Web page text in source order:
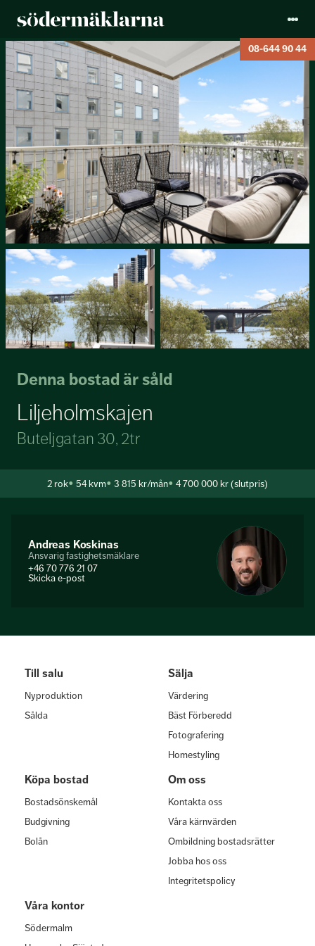
08-644 90 44
Denna bostad är såld
Buteljgatan 30, 2tr
Liljeholmskajen
2rok 54 kvm 3 815 kr/mån 4 700 000 kr (slutpris)
Andreas Koskinas
Ansvarig fastighetsmäklare
+46 70 776 21 07
Skicka e-post
Till salu
Nyproduktion
Sålda
Sälja
Värdering
Bäst Förberedd
Fotografering
Homestyling
Köpa bostad
Bostadsönskemål
Budgivning
Bolån
Om oss
Kontakta oss
Våra kärnvärden
Ombildning bostadsrätter
Jobba hos oss
Integritetspolicy
Våra kontor
Södermalm